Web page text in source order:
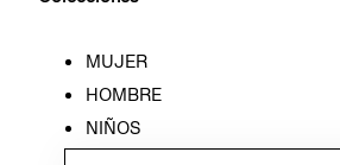
MUJER
HOMBRE
NIÑOS